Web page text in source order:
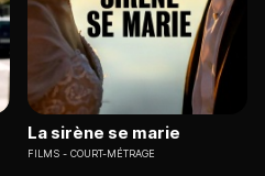
La sirène se marie
FILMS COURT-MÉTRAGE